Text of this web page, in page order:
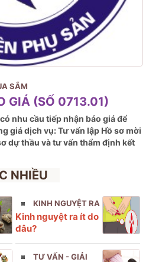
SẮM
GIÁ (SỐ 0713.01)
nhu cầu tiếp nhận báo giá để
giá dịch vụ: Tư vấn lập Hồ sơ mời
dự thầu và tư vấn thẩm định kết
lựa chọn nhà thầu cung cấp thuốc
Hải Phòng năm 2026 (lần 9)
NHIỀU
KINH NGUYỆT RA
ÍT
Kinh nguyệt ra ít do
đâu?
TƯ VẤN - GIẢI